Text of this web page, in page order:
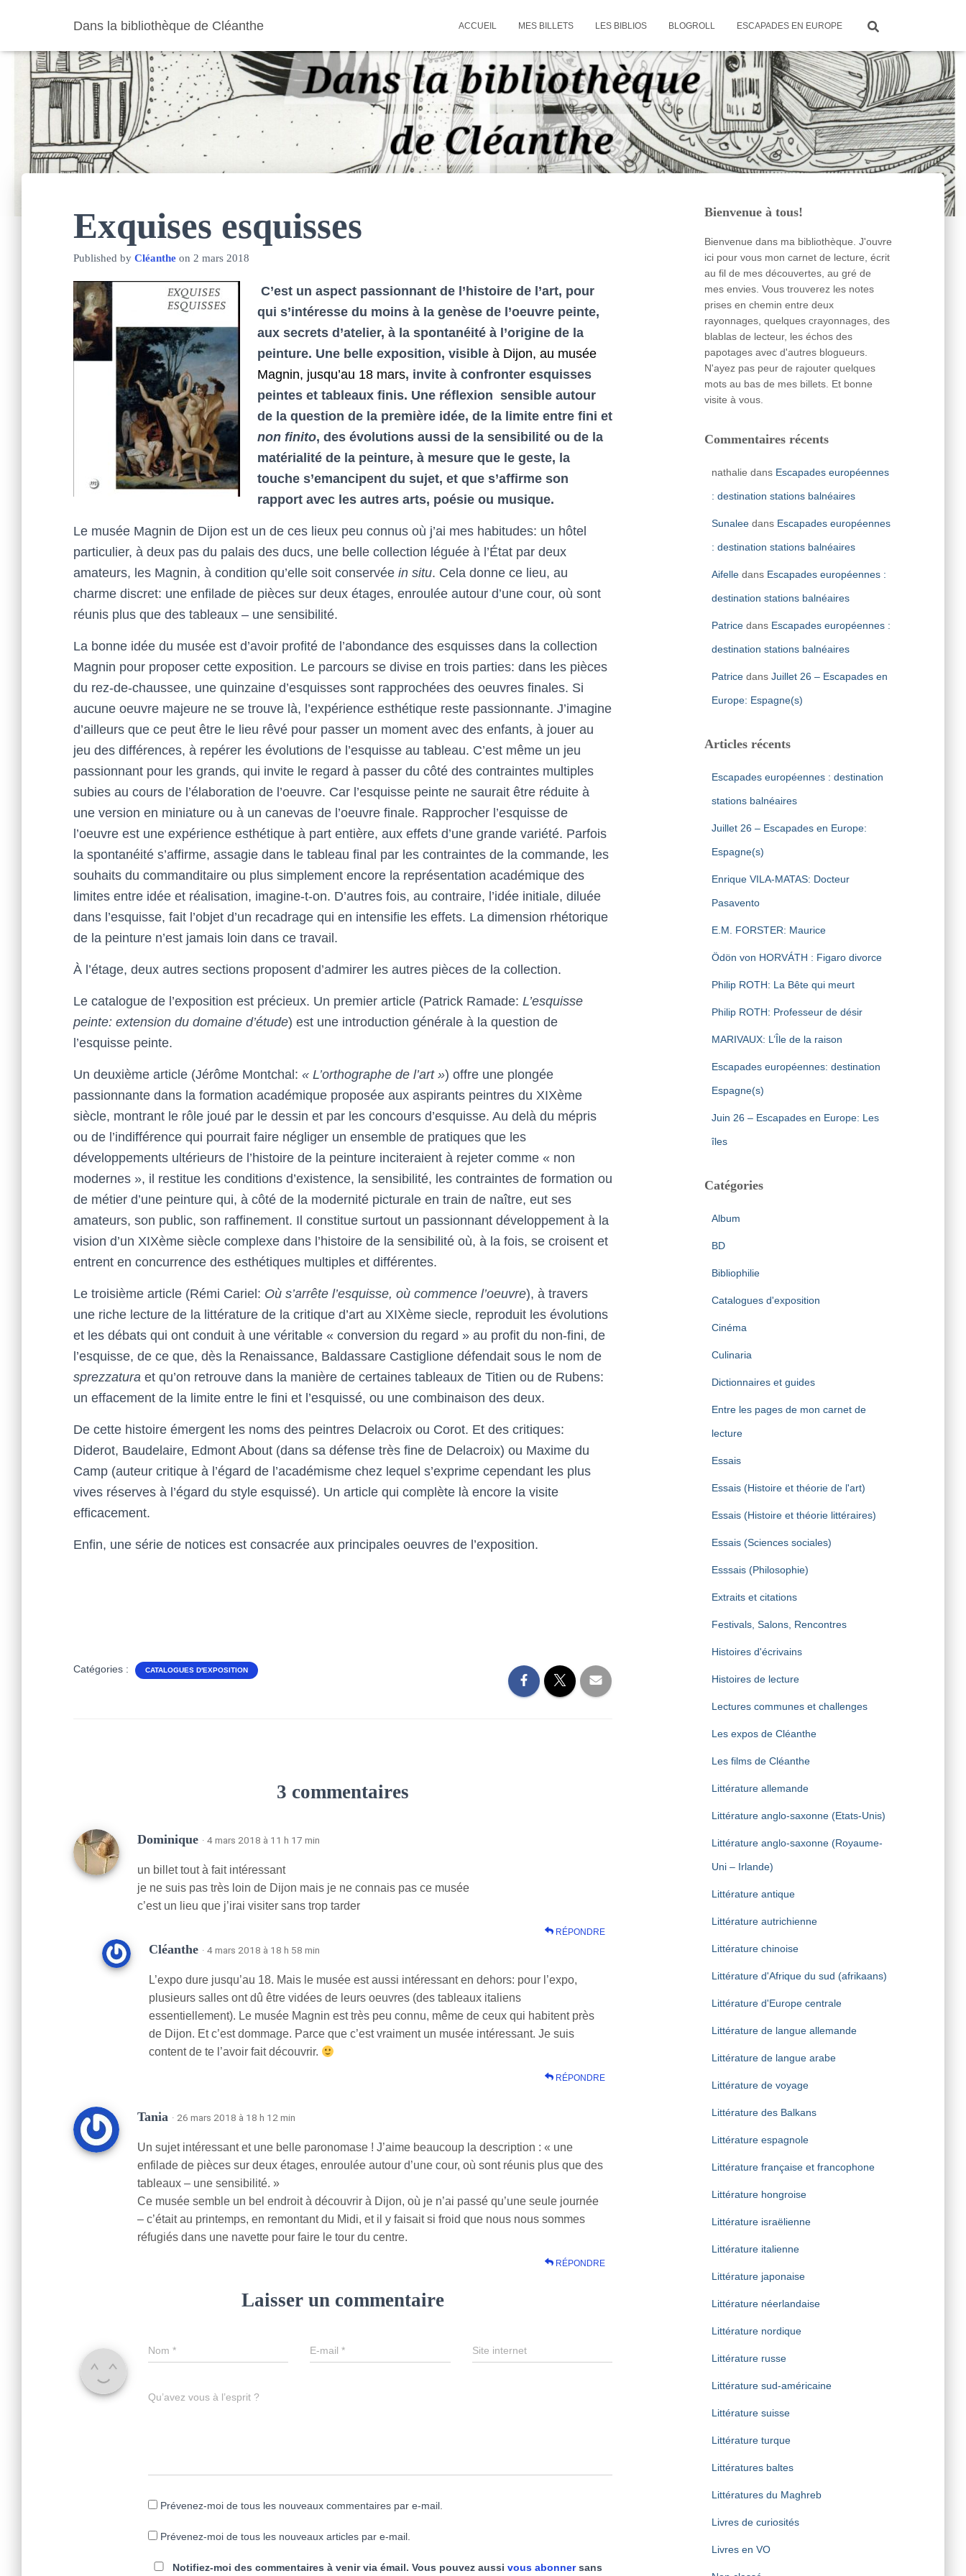
Dans la bibliothèque de Cléanthe ACCUEIL MES BILLETS LES BIBLIOS BLOGROLL ESCAPADES EN EUROPE
Exquises esquisses
Published by Cléanthe on 2 mars 2018
C’est un aspect passionnant de l’histoire de l’art, pour
qui s’intéresse du moins à la genèse de l’oeuvre peinte,
aux secrets d’atelier, à la spontanéité à l’origine de la
peinture. Une belle exposition, visible à Dijon, au musée
Magnin, jusqu’au 18 mars, invite à confronter esquisses
peintes et tableaux finis. Une réflexion sensible autour
de la question de la première idée, de la limite entre fini et
non finito, des évolutions aussi de la sensibilité ou de la
matérialité de la peinture, à mesure que le geste, la
touche s’emancipent du sujet, et que s’affirme son
rapport avec les autres arts, poésie ou musique.
Le musée Magnin de Dijon est un de ces lieux peu connus où j’ai mes habitudes: un hôtel
particulier, à deux pas du palais des ducs, une belle collection léguée à l’État par deux
amateurs, les Magnin, à condition qu’elle soit conservée in situ. Cela donne ce lieu, au
charme discret: une enfilade de pièces sur deux étages, enroulée autour d’une cour, où sont
réunis plus que des tableaux – une sensibilité.
La bonne idée du musée est d’avoir profité de l’abondance des esquisses dans la collection
Magnin pour proposer cette exposition. Le parcours se divise en trois parties: dans les pièces
du rez-de-chaussee, une quinzaine d’esquisses sont rapprochées des oeuvres finales. Si
aucune oeuvre majeure ne se trouve là, l’expérience esthétique reste passionnante. J’imagine
d’ailleurs que ce peut être le lieu rêvé pour passer un moment avec des enfants, à jouer au
jeu des différences, à repérer les évolutions de l’esquisse au tableau. C’est même un jeu
passionnant pour les grands, qui invite le regard à passer du côté des contraintes multiples
subies au cours de l’élaboration de l’oeuvre. Car l’esquisse peinte ne saurait être réduite à
une version en miniature ou à un canevas de l’oeuvre finale. Rapprocher l’esquisse de
l’oeuvre est une expérience esthétique à part entière, aux effets d’une grande variété. Parfois
la spontanéité s’affirme, assagie dans le tableau final par les contraintes de la commande, les
souhaits du commanditaire ou plus simplement encore la représentation académique des
limites entre idée et réalisation, imagine-t-on. D’autres fois, au contraire, l’idée initiale, diluée
dans l’esquisse, fait l’objet d’un recadrage qui en intensifie les effets. La dimension rhétorique
de la peinture n’est jamais loin dans ce travail.
À l’étage, deux autres sections proposent d’admirer les autres pièces de la collection.
Le catalogue de l’exposition est précieux. Un premier article (Patrick Ramade: L’esquisse
peinte: extension du domaine d’étude) est une introduction générale à la question de
l’esquisse peinte.
Un deuxième article (Jérôme Montchal: « L’orthographe de l’art ») offre une plongée
passionnante dans la formation académique proposée aux aspirants peintres du XIXème
siècle, montrant le rôle joué par le dessin et par les concours d’esquisse. Au delà du mépris
ou de l’indifférence qui pourrait faire négliger un ensemble de pratiques que les
développements ultérieurs de l’histoire de la peinture inciteraient à rejeter comme « non
modernes », il restitue les conditions d’existence, la sensibilité, les contraintes de formation ou
de métier d’une peinture qui, à côté de la modernité picturale en train de naître, eut ses
amateurs, son public, son raffinement. Il constitue surtout un passionnant développement à la
vision d’un XIXème siècle complexe dans l’histoire de la sensibilité où, à la fois, se croisent et
entrent en concurrence des esthétiques multiples et différentes.
Le troisième article (Rémi Cariel: Où s’arrête l’esquisse, où commence l’oeuvre), à travers
une riche lecture de la littérature de la critique d’art au XIXème siecle, reproduit les évolutions
et les débats qui ont conduit à une véritable « conversion du regard » au profit du non-fini, de
l’esquisse, de ce que, dès la Renaissance, Baldassare Castiglione défendait sous le nom de
sprezzatura et qu’on retrouve dans la manière de certaines tableaux de Titien ou de Rubens:
un effacement de la limite entre le fini et l’esquissé, ou une combinaison des deux.
De cette histoire émergent les noms des peintres Delacroix ou Corot. Et des critiques:
Diderot, Baudelaire, Edmont About (dans sa défense très fine de Delacroix) ou Maxime du
Camp (auteur critique à l’égard de l’académisme chez lequel s’exprime cependant les plus
vives réserves à l’égard du style esquissé). Un article qui complète là encore la visite
efficacement.
Enfin, une série de notices est consacrée aux principales oeuvres de l’exposition.
Catégories : CATALOGUES D'EXPOSITION
3 commentaires
Dominique · 4 mars 2018 à 11 h 17 min
un billet tout à fait intéressant
je ne suis pas très loin de Dijon mais je ne connais pas ce musée
c’est un lieu que j’irai visiter sans trop tarder
RÉPONDRE
Cléanthe · 4 mars 2018 à 18 h 58 min
L’expo dure jusqu’au 18. Mais le musée est aussi intéressant en dehors: pour l’expo,
plusieurs salles ont dû être vidées de leurs oeuvres (des tableaux italiens
essentiellement). Le musée Magnin est très peu connu, même de ceux qui habitent près
de Dijon. Et c’est dommage. Parce que c’est vraiment un musée intéressant. Je suis
content de te l’avoir fait découvrir.
RÉPONDRE
Tania · 26 mars 2018 à 18 h 12 min
Un sujet intéressant et une belle paronomase ! J’aime beaucoup la description : « une
enfilade de pièces sur deux étages, enroulée autour d’une cour, où sont réunis plus que des
tableaux – une sensibilité. »
Ce musée semble un bel endroit à découvrir à Dijon, où je n’ai passé qu’une seule journée
– c’était au printemps, en remontant du Midi, et il y faisait si froid que nous nous sommes
réfugiés dans une navette pour faire le tour du centre.
RÉPONDRE
Laisser un commentaire
Nom * E-mail* Site internet
Qu’avez vous à l’esprit ?
Prévenez-moi de tous les nouveaux commentaires par e-mail.
Prévenez-moi de tous les nouveaux articles par e-mail.
Notifiez-moi des commentaires à venir via émail. Vous pouvez aussi vous abonnersans
Bienvenue à tous!
Bienvenue dans ma bibliothèque. J'ouvre
ici pour vous mon carnet de lecture, écrit
au fil de mes découvertes, au gré de
mes envies. Vous trouverez les notes
prises en chemin entre deux
rayonnages, quelques crayonnages, des
blablas de lecteur, les échos des
papotages avec d'autres blogueurs.
N'ayez pas peur de rajouter quelques
mots au bas de mes billets. Et bonne
visite à vous.
Commentaires récents
nathalie dans Escapades européennes
: destination stations balnéaires
Sunaleedans Escapades européennes
: destination stations balnéaires
Aifelledans Escapades européennes :
destination stations balnéaires
Patricedans Escapades européennes :
destination stations balnéaires
Patricedans Juillet 26 – Escapades en
Europe: Espagne(s)
Articles récents
Escapades européennes : destination
stations balnéaires
Juillet 26 – Escapades en Europe:
Espagne(s)
Enrique VILA-MATAS: Docteur
Pasavento
E.M. FORSTER: Maurice
Ödön von HORVÁTH : Figaro divorce
Philip ROTH: La Bête qui meurt
Philip ROTH: Professeur de désir
MARIVAUX: L’Île de la raison
Escapades européennes: destination
Espagne(s)
Juin 26 – Escapades en Europe: Les
îles
Catégories
Album
BD
Bibliophilie
Catalogues d'exposition
Cinéma
Culinaria
Dictionnaires et guides
Entre les pages de mon carnet de
lecture
Essais
Essais (Histoire et théorie de l'art)
Essais (Histoire et théorie littéraires)
Essais (Sciences sociales)
Esssais (Philosophie)
Extraits et citations
Festivals, Salons, Rencontres
Histoires d'écrivains
Histoires de lecture
Lectures communes et challenges
Les expos de Cléanthe
Les films de Cléanthe
Littérature allemande
Littérature anglo-saxonne (Etats-Unis)
Littérature anglo-saxonne (Royaume-
Uni – Irlande)
Littérature antique
Littérature autrichienne
Littérature chinoise
Littérature d'Afrique du sud (afrikaans)
Littérature d'Europe centrale
Littérature de langue allemande
Littérature de langue arabe
Littérature de voyage
Littérature des Balkans
Littérature espagnole
Littérature française et francophone
Littérature hongroise
Littérature israëlienne
Littérature italienne
Littérature japonaise
Littérature néerlandaise
Littérature nordique
Littérature russe
Littérature sud-américaine
Littérature suisse
Littérature turque
Littératures baltes
Littératures du Maghreb
Livres de curiosités
Livres en VO